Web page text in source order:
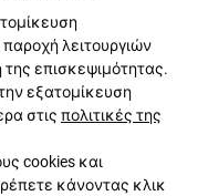
λειτουργιών
επισκεψιμότητας.
εξατομίκευση
στις πολιτικές της
cookies και
κάνοντας κλικ